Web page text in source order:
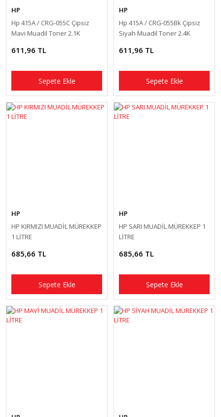
HP
Hp 415A / CRG-055C Çipsiz
Mavi Muadil Toner 2.1K
611,96 TL
Sepete Ekle
HP
Hp 415A / CRG-055Bk Çipsiz
Siyah Muadil Toner 2.4K
611,96 TL
Sepete Ekle
HP
HP KIRMIZI MUADİL MÜREKKEP
1 LİTRE
685,66 TL
Sepete Ekle
HP
HP SARI MUADİL MÜREKKEP 1
LİTRE
685,66 TL
Sepete Ekle